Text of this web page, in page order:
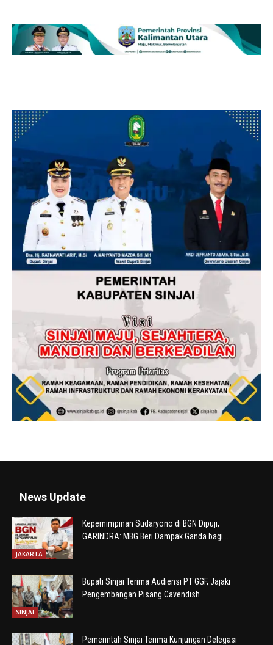
News Update
JAKARTA
Kepemimpinan Sudaryono di BGN Dipuji,
GARINDRA: MBG Beri Dampak Ganda bagi...
SINJAI
Bupati Sinjai Terima Audiensi PT GGF, Jajaki
Pengembangan Pisang Cavendish
Pemerintah Sinjai Terima Kunjungan Delegasi